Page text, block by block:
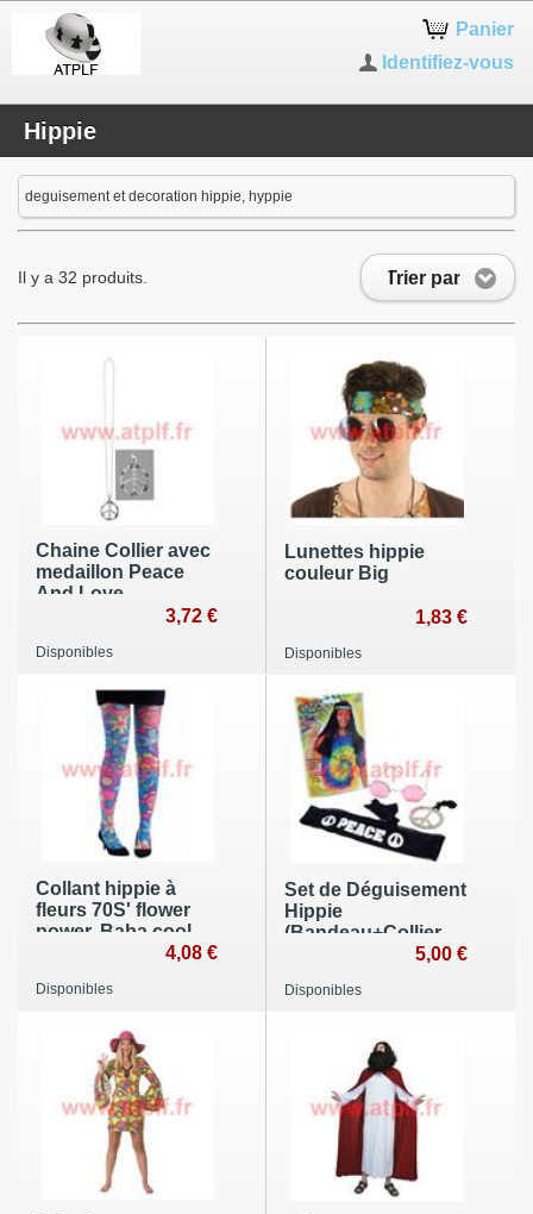
Panier
Identifiez-vous
Hippie
deguisement et decoration hippie, hyppie
Trier par
Il y a 32 produits.
Chaine Collier avec
medaillon Peace
And Love
3,72 €
Disponibles
Lunettes hippie
couleur Big
1,83 €
Disponibles
Collant hippie à
fleurs 70S' flower
power, Baba cool,
4,08 €
Disponibles
Set de Déguisement
Hippie
(Bandeau+Collier+Lunette)
5,00 €
Disponibles